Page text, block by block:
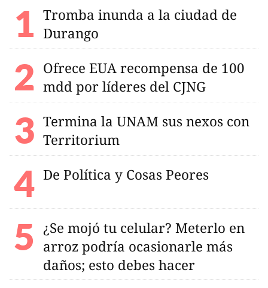
Tromba inunda a la ciudad de
Durango
Ofrece EUA recompensa de 100
mdd por líderes del CJNG
Termina la UNAM sus nexos con
Territorium
De Política y Cosas Peores
¿Se mojó tu celular? Meterlo en
arroz podría ocasionarle más
daños; esto debes hacer